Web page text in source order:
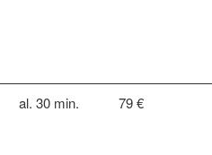
al. 30 min. 79 €